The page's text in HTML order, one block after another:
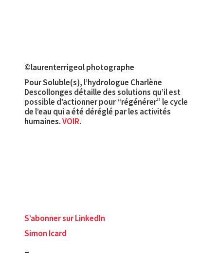
©laurenterrigeol photographe
Pour Soluble(s), l’hydrologue Charlène
Descollonges détaille des solutions qu’il est
possible d’actionner pour “régénérer” le cycle
de l’eau qui a été déréglé par les activités
humaines.VOIR.
S’abonner sur LinkedIn
Simon Icard